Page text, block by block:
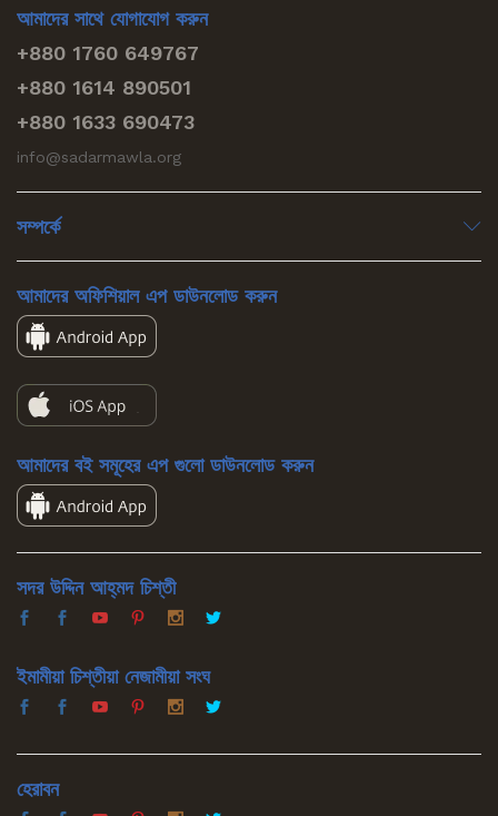
আমাদের সাথে যোগাযোগ করুন
+880 1760 649767
+880 1614 890501
+880 1633 690473
info@sadarmawla.org
সম্পর্কে
আমাদের অফিশিয়াল এপ ডাউনলোড করুন
আমাদের বই সমূহের এপ গুলো ডাউনলোড করুন
সদর উদ্দিন আহ্‌মদ চিশ্‌তী
ইমামীয়া চিশ্‌তীয়া নেজামীয়া সংঘ
হেরাবন